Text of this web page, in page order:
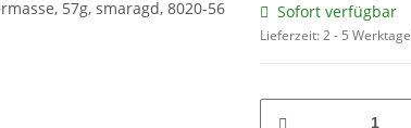
Sofort verfügbar
Lieferzeit:2 - 5 Werktage